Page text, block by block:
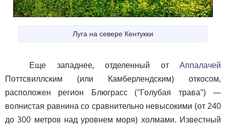
Луга на севере Кентукки
Еще западнее, отделенный от Аппалачей
Поттсвиллским (или Камберлендским) откосом,
расположен регион Блюграсс ("Голубая трава") —
волнистая равнина со сравнительно невысокими (от 240
до 300 метров над уровнем моря) холмами. Известный